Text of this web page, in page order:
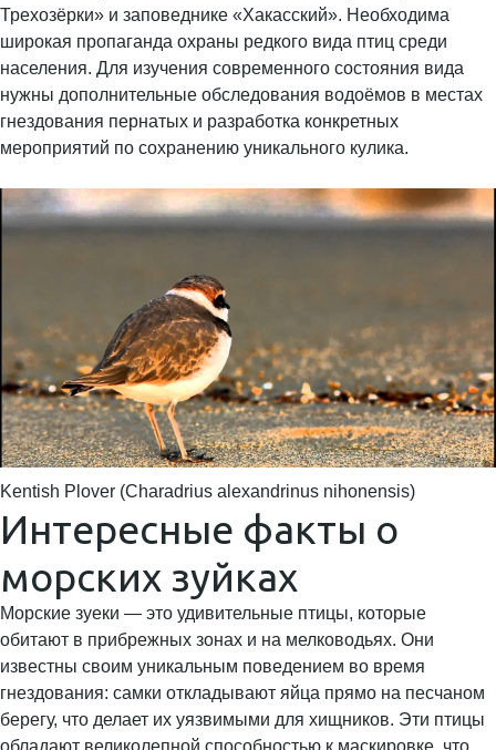
Трехозёрки» и заповеднике «Хакасский». Необходима
широкая пропаганда охраны редкого вида птиц среди
населения. Для изучения современного состояния вида
нужны дополнительные обследования водоёмов в местах
гнездования пернатых и разработка конкретных
мероприятий по сохранению уникального кулика.
Kentish Plover (Charadrius alexandrinus nihonensis)
Интересные факты о
морских зуйках
Морские зуеки — это удивительные птицы, которые
обитают в прибрежных зонах и на мелководьях. Они
известны своим уникальным поведением во время
гнездования: самки откладывают яйца прямо на песчаном
берегу, что делает их уязвимыми для хищников. Эти птицы
обладают великолепной способностью к маскировке, что